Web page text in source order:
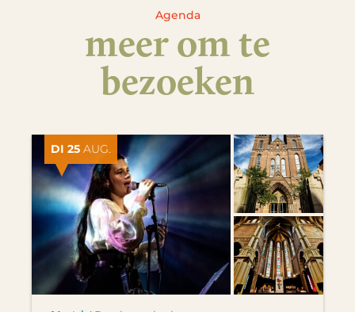
Agenda
meer om te
bezoeken
DI 25 AUG.